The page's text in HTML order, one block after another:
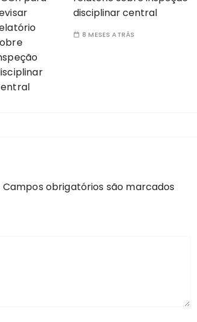
disciplinar central
8 MESES ATRÁS
Campos obrigatórios são marcados